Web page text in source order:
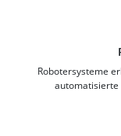
Robotersysteme
automatisierte